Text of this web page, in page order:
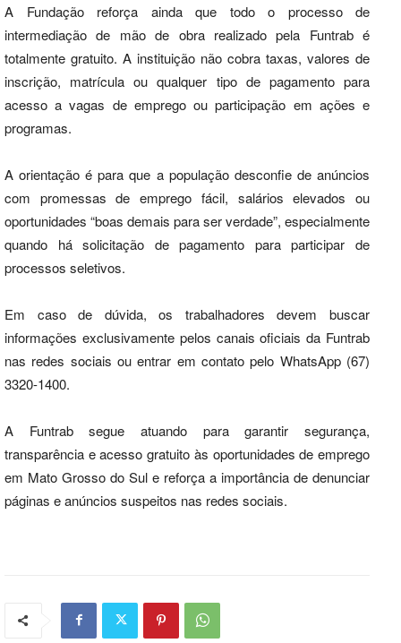
A Fundação reforça ainda que todo o processo de
intermediação de mão de obra realizado pela Funtrab é
totalmente gratuito. A instituição não cobra taxas, valores de
inscrição, matrícula ou qualquer tipo de pagamento para
acesso a vagas de emprego ou participação em ações e
programas.
A orientação é para que a população desconfie de anúncios
com promessas de emprego fácil, salários elevados ou
oportunidades “boas demais para ser verdade”, especialmente
quando há solicitação de pagamento para participar de
processos seletivos.
Em caso de dúvida, os trabalhadores devem buscar
informações exclusivamente pelos canais oficiais da Funtrab
nas redes sociais ou entrar em contato pelo WhatsApp (67)
3320-1400.
A Funtrab segue atuando para garantir segurança,
transparência e acesso gratuito às oportunidades de emprego
em Mato Grosso do Sul e reforça a importância de denunciar
páginas e anúncios suspeitos nas redes sociais.